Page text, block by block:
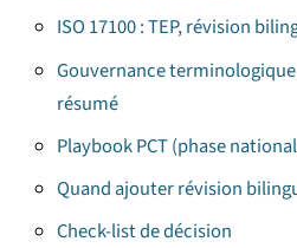
ISO 17100 : TEP, révision
Gouvernance
résumé
Playbook PCT (phase
Quand ajouter révision
Check-list de décision